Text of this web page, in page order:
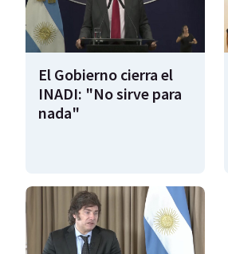
El Gobierno cierra el
INADI: "No sirve para
nada"